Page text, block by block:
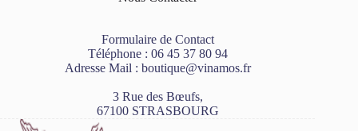
Formulaire de Contact
Téléphone : 06 45 37 80 94
Adresse Mail : boutique@vinamos.fr
3 Rue des Bœufs,
67100 STRASBOURG